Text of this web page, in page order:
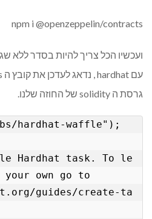
npm i @openzeppelin/contracts
ועכשיו הכל צריך להיות בסדר ללא
גרסת ה solidity של החוזה שלנו.
hardhat-waffle");
Hardhat task. To le
own go to
guides/create-ta